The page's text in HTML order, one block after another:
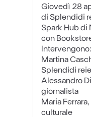
Giovedì 28
di Splendidi
Spark Hub di
con
Intervengono:
Martina
Splendidi
Alessandro
giornalista
Maria
culturale